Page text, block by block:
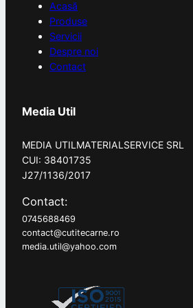
Acasă
Produse
Servicii
Despre noi
Contact
Media Util
MEDIA UTILMATERIALSERVICE SRL
CUI: 38401735
J27/1136/2017
Contact:
0745688469
contact@cutitecarne.ro
media.util@yahoo.com